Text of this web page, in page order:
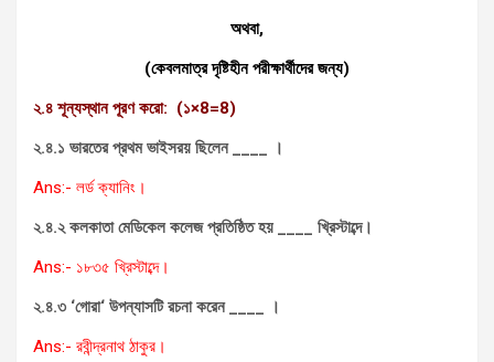
অথবা,
(কেবলমাত্র দৃষ্টিহীন পরীক্ষার্থীদের জন্য)
২.৪ শূন্যস্থান পূরণ করো: (১×8=8)
২.৪.১ ভারতের প্রথম ভাইসরয় ছিলেন____ ।
Ans:- লর্ড ক্যানিং।
২.৪.২ কলকাতা মেডিকেল কলেজ প্রতিষ্ঠিত হয় ____ খ্রিস্টাব্দে।
Ans:- ১৮৩৫ খ্রিস্টাব্দে।
২.৪.৩ ‘গোরা‘ উপন্যাসটি রচনা করেন ____ ।
Ans:- রবীন্দ্রনাথ ঠাকুর।